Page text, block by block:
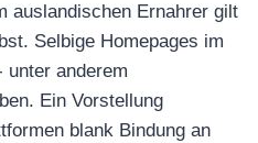
auslandischen Ernahrer gilt
Selbige Homepages im
unter anderem
Ein Vorstellung
blank Bindung an